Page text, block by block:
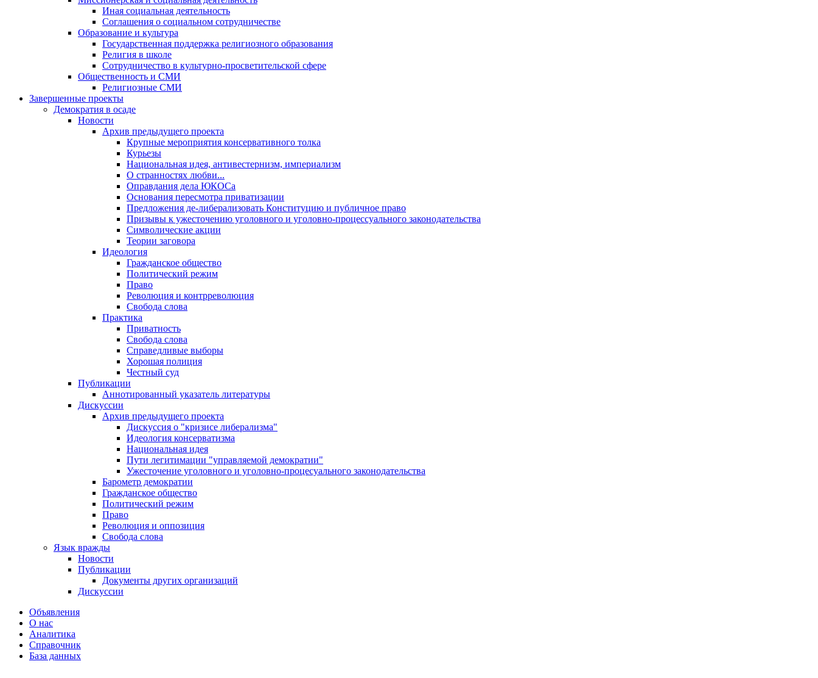
Иная социальная деятельность
Соглашения о социальном сотрудничестве
Образование и культура
Государственная поддержка религиозного образования
Религия в школе
Сотрудничество в культурно-просветительской сфере
Общественность и СМИ
Религиозные СМИ
Завершенные проекты
Демократия в осаде
Новости
Архив предыдущего проекта
Крупные мероприятия консервативного толка
Курьезы
Национальная идея, антивестернизм, империализм
О странностях любви...
Оправдания дела ЮКОСа
Основания пересмотра приватизации
Предложения де-либерализовать Конституцию и публичное право
Призывы к ужесточению уголовного и уголовно-процессуального законодательства
Символические акции
Теории заговора
Идеология
Гражданское общество
Политический режим
Право
Революция и контрреволюция
Свобода слова
Практика
Приватность
Свобода слова
Справедливые выборы
Хорошая полиция
Честный суд
Публикации
Аннотированный указатель литературы
Дискуссии
Архив предыдущего проекта
Дискуссия о "кризисе либерализма"
Идеология консерватизма
Национальная идея
Пути легитимации "управляемой демократии"
Ужесточение уголовного и уголовно-процесуального законодательства
Барометр демократии
Гражданское общество
Политический режим
Право
Революция и оппозиция
Свобода слова
Язык вражды
Новости
Публикации
Документы других организаций
Дискуссии
Объявления
О нас
Аналитика
Справочник
База данных